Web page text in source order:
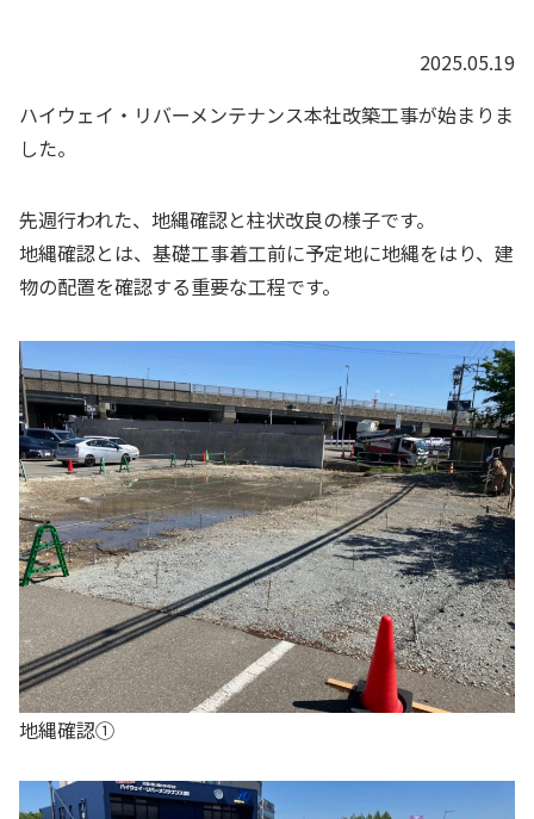
2025.05.19
ハイウェイ・リバーメンテナンス本社改築工事が始まりま
した。
先週行われた、地縄確認と柱状改良の様子です。
地縄確認とは、基礎工事着工前に予定地に地縄をはり、建
物の配置を確認する重要な工程です。
地縄確認①